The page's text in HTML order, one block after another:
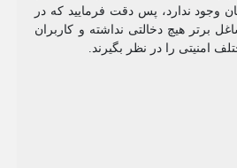
وجود ندارد، پس دقت فرمایید که در
برتر هیچ دخالتی نداشته و کاربران
امنیتی را در نظر بگیرند.